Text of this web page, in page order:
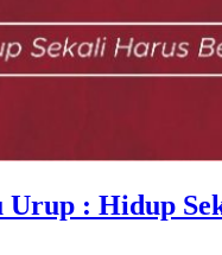
: Hidup